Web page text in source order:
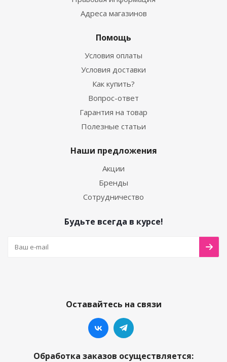
Адреса магазинов
Помощь
Условия оплаты
Условия доставки
Как купить?
Вопрос-ответ
Гарантия на товар
Полезные статьи
Наши предложения
Акции
Бренды
Сотрудничество
Будьте всегда в курсе!
Оставайтесь на связи
Обработка заказов осуществляется: